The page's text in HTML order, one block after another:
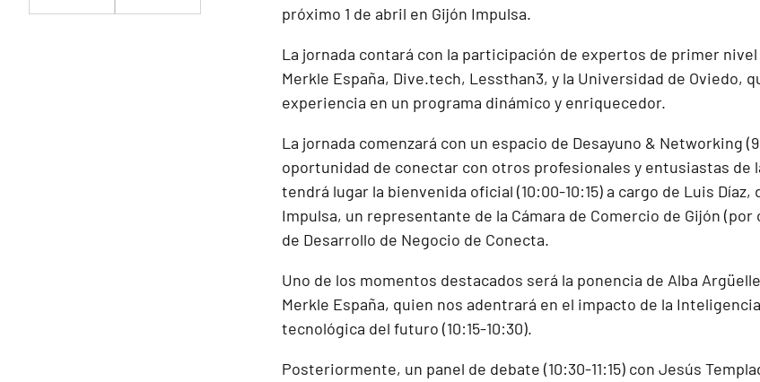
próximo 1 de abril en Gijón Impulsa.
La jornada contará con la participación de expertos de primer
Merkle España, Dive.tech, Lessthan3, y la Universidad de Oviedo,
experiencia en un programa dinámico y enriquecedor.
La jornada comenzará con un espacio de Desayuno & Networking
oportunidad de conectar con otros profesionales y entusiastas de
tendrá lugar la bienvenida oficial (10:00-10:15) a cargo de Luis
Impulsa, un representante de la Cámara de Comercio de Gijón
de Desarrollo de Negocio de Conecta.
Uno de los momentos destacados será la ponencia de Alba
Merkle España, quien nos adentrará en el impacto de la
tecnológica del futuro (10:15-10:30).
Posteriormente, un panel de debate (10:30-11:15) con Jesús